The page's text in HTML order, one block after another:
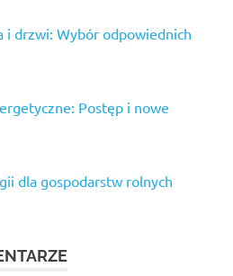
i drzwi: Wybór odpowiednich
Postęp i nowe
dla gospodarstw rolnych